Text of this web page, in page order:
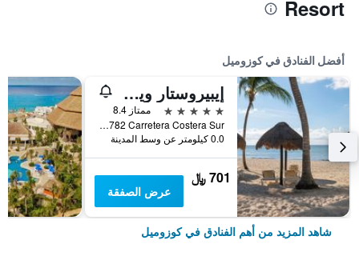
Resort
أفضل الفنادق في كوزوميل
إيبيروستار ويفز كوزوميل -سشامامل جميع الخدمات
5 نجوم
ممتاز 8.4
Km 17 782 Carretera Costera Sur, كوزوميل, ولاية كينتانا رو, المكسيك
0.0 كيلومتر عن وسط المدينة
701 ﷼
عرض الصفقة
شاهد المزيد من أهم الفنادق في كوزوميل